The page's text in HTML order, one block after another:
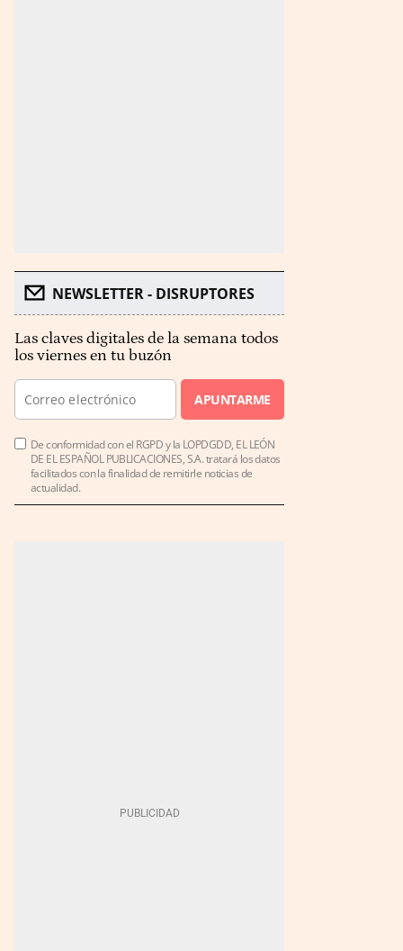
NEWSLETTER - DISRUPTORES
Las claves digitales de la semana todos
los viernes en tu buzón
APUNTARME
De conformidad con el RGPD y la LOPDGDD, EL LEÓN
DE EL ESPAÑOL PUBLICACIONES, S.A. tratará los datos
facilitados con la finalidad de remitirle noticias de
actualidad.